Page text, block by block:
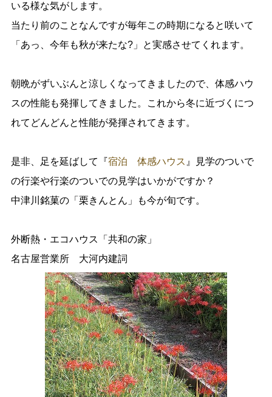
いる様な気がします。
当たり前のことなんですが毎年この時期になると咲いて
「あっ、今年も秋が来たな?」と実感させてくれます。
朝晩がずいぶんと涼しくなってきましたので、体感ハウ
スの性能も発揮してきました。これから冬に近づくにつ
れてどんどんと性能が発揮されてきます。
是非、足を延ばして『宿泊 体感ハウス 』見学のついで
の行楽や行楽のついでの見学はいかがですか？
中津川銘菓の「栗きんとん」も今が旬です。
外断熱・エコハウス「共和の家」
名古屋営業所 大河内建詞